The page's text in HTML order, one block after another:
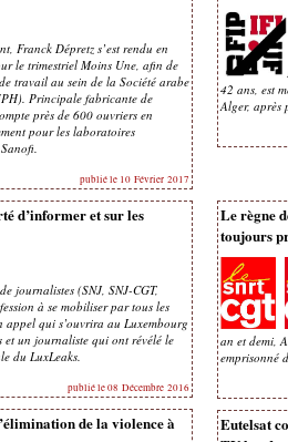
Franck Dépretz s’est rendu en
le trimestriel Moins Une, afin de
travail au sein de la Société arabe
Principale fabricante de
près de 600 ouvriers en
pour les laboratoires
publié le 10 Février 2017
42 ans, est
Alger, après
d’informer et sur les
journalistes (SNJ, SNJ-CGT,
à se mobiliser par tous les
appel qui s’ouvrira au Luxembourg
et un journaliste qui ont révélé le
du LuxLeaks.
publié le 08 Décembre 2016
Le règne
toujours
an et demi,
emprisonné
de la violence à
Eutelsat